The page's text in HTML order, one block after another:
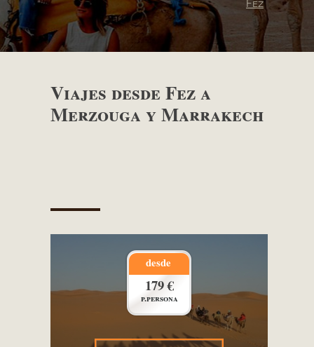
Fez
Viajes desde Fez a
Merzouga y Marrakech
179 €
p.persona
desde